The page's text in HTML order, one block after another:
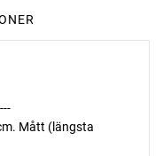
Mått (längsta